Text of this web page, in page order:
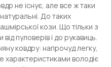
не існує, але все ж таки
До таких
кози. Що тільки з
пуловерів і до рукавиць.
ковдру: напрочуд легку,
характеристиками володіє